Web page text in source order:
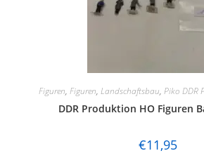
Lorenz
luetke modellarchitektur
Figuren, Figuren, Landschaftsbau, Piko DDR
DDR Produktion HO Figuren
€11,95